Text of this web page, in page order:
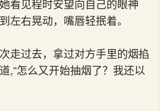
看见程时安望向自己的眼神
左右晃动，嘴唇轻抿着。
走过去，拿过对方手里的烟掐
,“怎么又开始抽烟了？我还以